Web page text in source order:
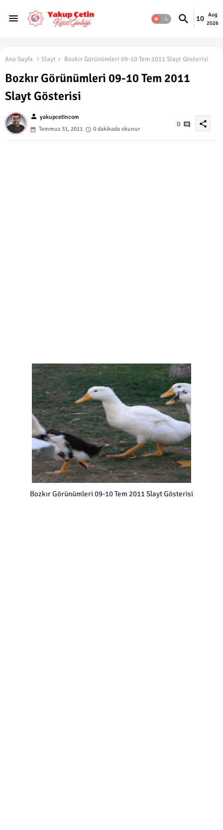
10
Aug
2026
Ana Sayfa Slayt Bozkır Görünümleri 09-10 Tem 2011 Slayt Gösterisi
Bozkır Görünümleri 09-10 Tem 2011
Slayt Gösterisi
person yakupcetincom
Temmuz 31, 2011
0 dakikada okunur
0 share
Bozkır Görünümleri 09-10 Tem 2011 Slayt Gösterisi